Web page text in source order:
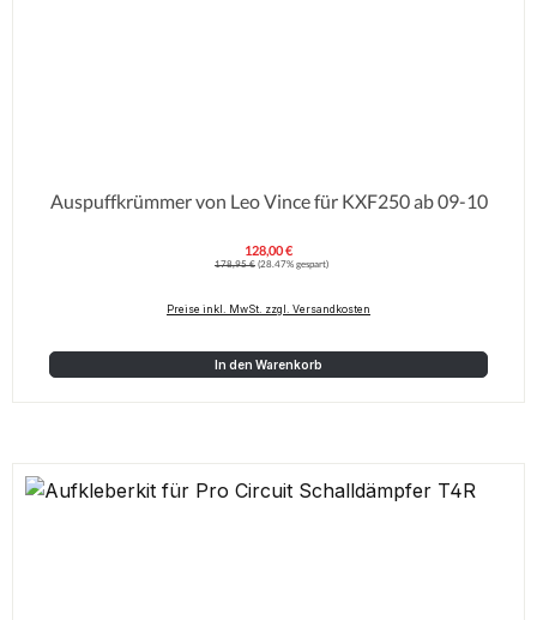
Auspuffkrümmer von Leo Vince für KXF250 ab 09-10
Verkaufspreis:
128,00 €
Regulärer Preis:
178,95 € (28.47% gespart)
Preise inkl. MwSt. zzgl. Versandkosten
In den Warenkorb